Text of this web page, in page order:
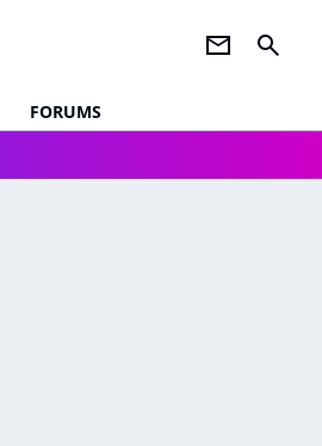
newsletter search
FORUMS